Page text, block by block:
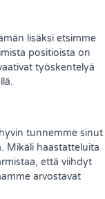
lisäksi etsimme
positioista on
työskentelyä
tunnemme sinut
Mikäli haastatteluita
että viihdyt
arvostavat